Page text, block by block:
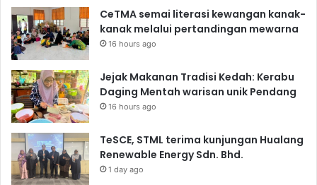
CeTMA semai literasi kewangan kanak-
kanak melalui pertandingan mewarna
16 hours ago
Jejak Makanan Tradisi Kedah: Kerabu
Daging Mentah warisan unik Pendang
16 hours ago
TeSCE, STML terima kunjungan Hualang
Renewable Energy Sdn. Bhd.
1 day ago